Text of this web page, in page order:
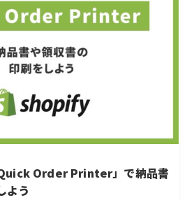
Order Printer」で納品書
よう